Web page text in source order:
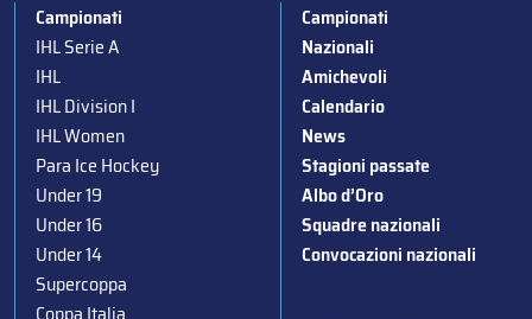
Campionati
IHL Serie A
IHL
IHL Division I
IHL Women
Para Ice Hockey
Under 19
Under 16
Under 14
Supercoppa
Campionati
Nazionali
Amichevoli
Calendario
News
Stagioni passate
Albo d’Oro
Squadre nazionali
Convocazioni nazionali